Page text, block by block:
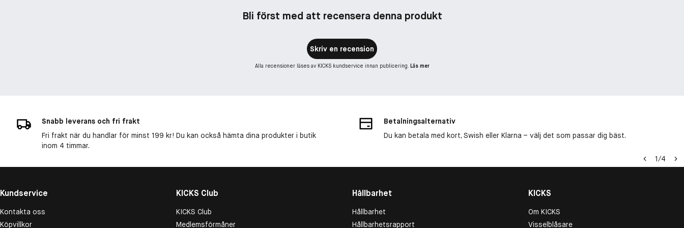
Bli först med att recensera denna produkt
Skriv en recension
Alla recensioner läses av KICKS kundservice innan publicering. Läs mer
Snabb leverans och fri frakt
Fri frakt när du handlar för minst 199 kr! Du kan också hämta dina produkter i butik
inom 4 timmar.
Betalningsalternativ
Du kan betala med kort, Swish eller Klarna – välj det som passar dig bäst.
1/4
Kundservice
Kontakta oss
Köpvillkor
KICKS Club
KICKS Club
Medlemsförmåner
Hållbarhet
Hållbarhet
Hållbarhetsrapport
KICKS
Om KICKS
Visselblåsare